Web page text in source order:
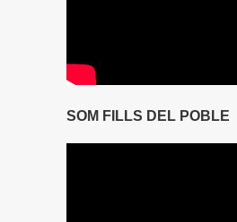
SOM FILLS DEL POBLE